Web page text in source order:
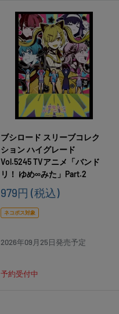
ブシロード スリーブコレク
ション ハイグレード
Vol.5245 TVアニメ「バンド
リ！ ゆめ∞みた」Part.2
販
価
979円 (税込)
ネコポス対象
2026年09月25日発売予定
予約受付中